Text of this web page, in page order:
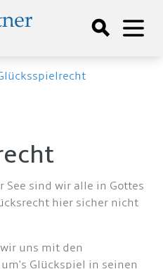
See sind wir alle in Gottes
hier sicher nicht
uns mit den
Glückspiel in seinen